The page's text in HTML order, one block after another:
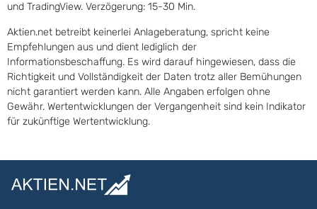
und TradingView. Verzögerung: 15-30 Min.
Aktien.net betreibt keinerlei Anlageberatung, spricht keine
Empfehlungen aus und dient lediglich der
Informationsbeschaffung. Es wird darauf hingewiesen, dass die
Richtigkeit und Vollständigkeit der Daten trotz aller Bemühungen
nicht garantiert werden kann. Alle Angaben erfolgen ohne
Gewähr. Wertentwicklungen der Vergangenheit sind kein Indikator
für zukünftige Wertentwicklung.